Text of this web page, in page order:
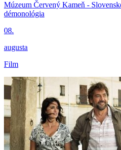
Múzeum Červený Kameň -
démonológia
08.
augusta
Film